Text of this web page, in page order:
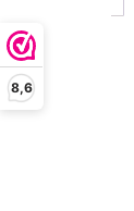
8,6